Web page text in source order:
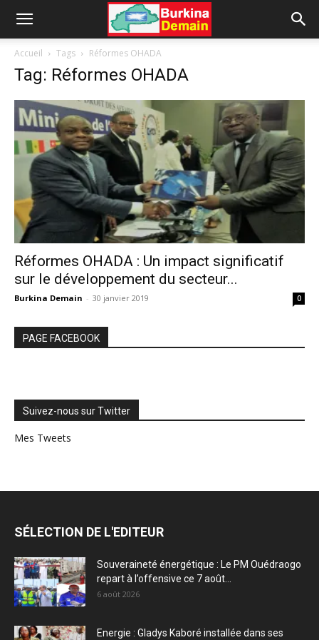
Accueil Tags Réformes OHADA
Tag: Réformes OHADA
Réformes OHADA : Un impact significatif
sur le développement du secteur...
Burkina Demain - 30 janvier 2019 0
PAGE FACEBOOK
Suivez-nous sur Twitter
Mes Tweets
SÉLECTION DE L'EDITEUR
Souveraineté énergétique : Le PM Ouédraogo
repart à l’offensive ce 7 août...
6 août 2026
Energie : Gladys Kaboré installée dans ses